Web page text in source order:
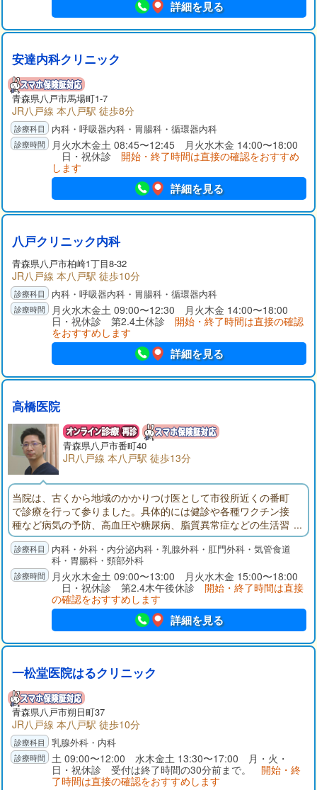
詳細を見る
安達内科クリニック
青森県八戸市馬場町1-7
JR八戸線 本八戸駅 徒歩8分
内科・呼吸器内科・胃腸科・循環器内科
月火水木金土 08:45〜12:45 月火水木金 14:00〜18:00
日・祝休診 開始・終了時間は直接の確認をおすすめ
します
詳細を見る
八戸クリニック内科
青森県八戸市柏崎1丁目8-32
JR八戸線 本八戸駅 徒歩10分
内科・呼吸器内科・胃腸科・循環器内科
月火水木金土 09:00〜12:30 月火木金 14:00〜18:00
日・祝休診 第2.4土休診 開始・終了時間は直接の確認
をおすすめします
詳細を見る
高橋医院
青森県八戸市番町40
JR八戸線 本八戸駅 徒歩13分
当院は、古くから地域のかかりつけ医として市役所近くの番町
で診療を行って参りました。具体的には健診や各種ワクチン接
種など病気の予防、高血圧や糖尿病、脂質異常症などの生活習
慣病や腹痛、便通異常、痔疾患、風邪やちょっとした体調不
良、怪我などの初期治療を行います。また、外科専門医、内分
泌外科専門医、甲状腺専門医による甲状腺・乳腺疾患の専門的
な検査・治療も得意としております。
内科・外科・内分泌内科・乳腺外科・肛門外科・気管食道
科・胃腸科・頸部外科
月火水木金土 09:00〜13:00 月火水木金 15:00〜18:00
日・祝休診 第2.4木午後休診 開始・終了時間は直接
の確認をおすすめします
詳細を見る
一松堂医院はるクリニック
青森県八戸市朔日町37
JR八戸線 本八戸駅 徒歩10分
乳腺外科・内科
土 09:00〜12:00 水木金土 13:30〜17:00 月・火・
日・祝休診 受付は終了時間の30分前まで。 開始・終
了時間は直接の確認をおすすめします